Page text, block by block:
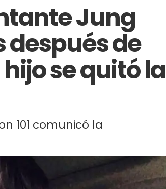
Jung
después de
se quitó la
101 comunicó la